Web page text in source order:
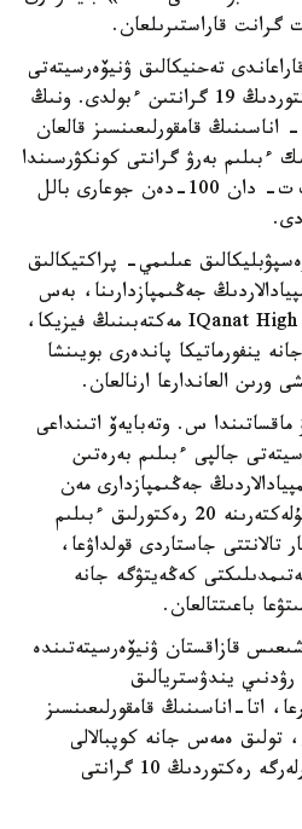
گرانت قاراستىرىلعان.
تەحنيكالىق ۋنيۆەرسيتەتى
2026-2027 وقۋ جىلىنا رەكتوردىڭ 19 گرانتىن ءبولدى. ونىڭ
اناسىنىڭ قامقورلىعىنسىز قالعان
ءبىلىم بەرۋ گرانتى كونكۋرسىندا
جەڭىمپاز بولماعانىمەن، ۇ ب ت- دان 100-دەن جوعارى بالل
عىلىمي- پراكتيكالىق
جەڭىمپازدارىنا، بەس
گرانت IQanat High School of Burabay مەكتەبىنىڭ فيزيكا،
ينفورماتيكا پاندەرى بويىنشا
ورىن العاندارعا ارنالعان.
ماقساتىندا س. وتەبايەۆ اتىنداعى
جالپى ءبىلىم بەرەتىن
جەڭىمپازدارى مەن
«زەردەلى» مەكتەپتەرىنىڭ تۇلەكتەرىنە 20 رەكتورلىق ءبىلىم
تالانتتى جاستاردى قولداۋعا،
كەڭەيتۋگە جانە
باعىتتالعان.
قازاقستان ۋنيۆەرسيتەتىندە
رۋدنىي يندۋستريالىق
اتا-اناسىنىڭ قامقورلىعىنسىز
تولىق ەمەس جانە كوپبالالى
وتباسىلاردان شىققان تالاپكەرلەرگە رەكتوردىڭ 10 گرانتى